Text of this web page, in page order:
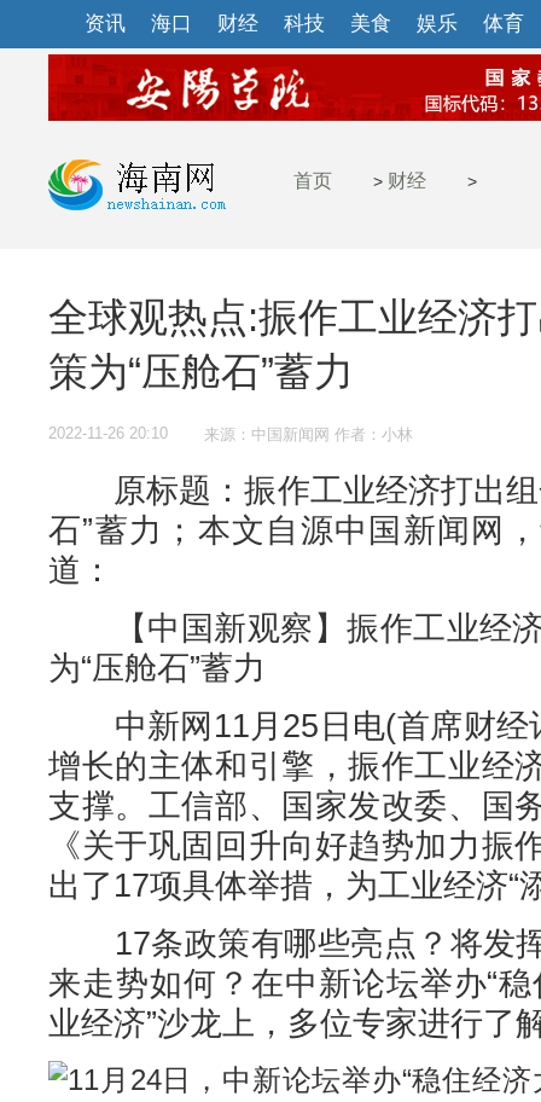
资讯 海口 财经 科技 美食 娱乐 体育
首页 > 财经 >
全球观热点:振作工业经济
策为“压舱石”蓄力
2022-11-26 20:10 来源：中国新闻网 作者：小林
原标题：振作工业经济打出组
石”蓄力；本文自源中国新闻网
道：
【中国新观察】振作工业经济
为“压舱石”蓄力
中新网11月25日电(首席财经
增长的主体和引擎，振作工业经
支撑。工信部、国家发改委、国
《关于巩固回升向好趋势加力振
出了17项具体举措，为工业经济“
17条政策有哪些亮点？将发
来走势如何？在中新论坛举办“
业经济”沙龙上，多位专家进行了